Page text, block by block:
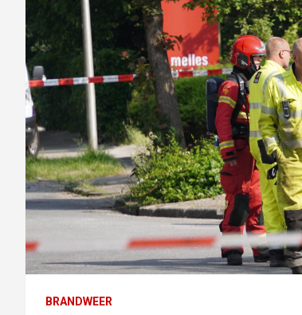
BRANDWEER